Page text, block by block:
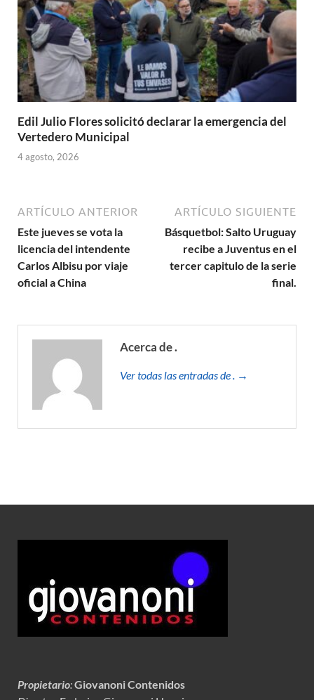
Edil Julio Flores solicitó declarar la emergencia del
Vertedero Municipal
4 agosto, 2026
ARTÍCULO ANTERIOR
Este jueves se vota la
licencia del intendente
Carlos Albisu por viaje
oficial a China
ARTÍCULO SIGUIENTE
Básquetbol: Salto Uruguay
recibe a Juventus en el
tercer capitulo de la serie
final.
Acerca de .
Ver todas las entradas de . →
Propietario:Giovanoni Contenidos